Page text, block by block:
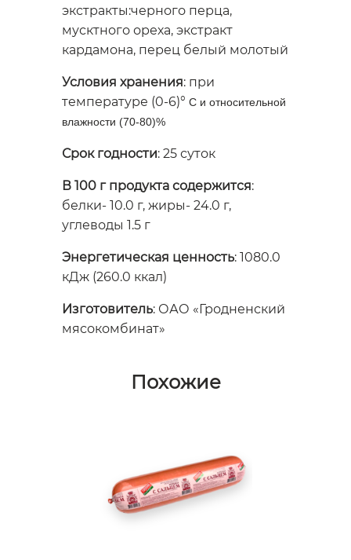
экстракты:черного перца,
мусктного ореха, экстракт
кардамона, перец белый молотый
Условия хранения: при
температуре (0-6)° C и относительной
влажности (70-80)%
Срок годности: 25 суток
В 100 г продукта содержится:
белки- 10.0 г, жиры- 24.0 г,
углеводы 1.5 г
Энергетическая ценность: 1080.0
кДж (260.0 ккал)
Изготовитель: ОАО «Гродненский
мясокомбинат»
Похожие